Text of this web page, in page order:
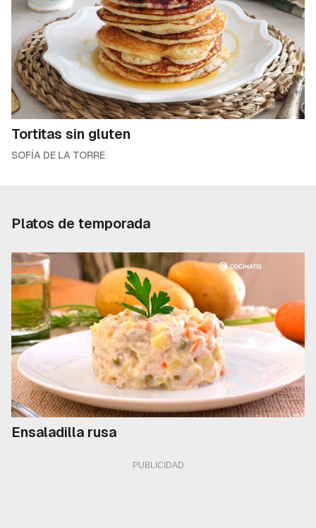
Tortitas sin gluten
SOFÍA DE LA TORRE
Platos de temporada
Ensaladilla rusa